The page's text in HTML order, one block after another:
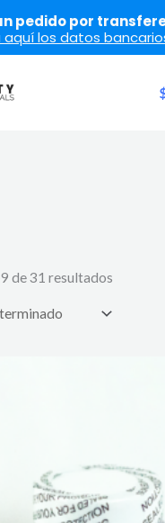
de 31 resultados
pedido por
los datos